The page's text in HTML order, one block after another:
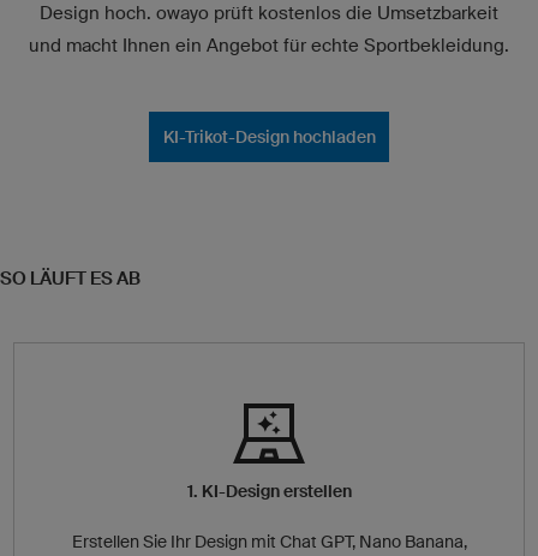
Design hoch. owayo prüft kostenlos die Umsetzbarkeit
und macht Ihnen ein Angebot für echte Sportbekleidung.
KI-Trikot-Design hochladen
SO LÄUFT ES AB
1. KI-Design erstellen
Erstellen Sie Ihr Design mit Chat GPT, Nano Banana,